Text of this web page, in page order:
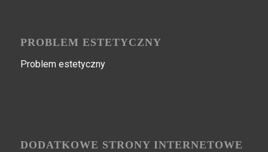
PROBLEM ESTETYCZNY
Problem estetyczny
DODATKOWE STRONY INTERNETOWE